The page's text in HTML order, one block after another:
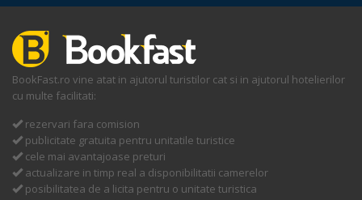
BookFast.ro vine atat in ajutorul turistilor cat si in ajutorul hotelierilor
cu multe facilitati:
rezervari fara comision
publicitate gratuita pentru unitatile turistice
cele mai avantajoase preturi
actualizare in timp real a disponibilitatii camerelor
posibilitatea de a licita pentru o unitate turistica